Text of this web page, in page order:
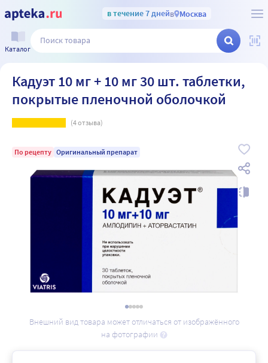
в течение 7 днейв Москва
Каталог
Кадуэт 10 мг + 10 мг 30 шт. таблетки,
покрытые пленочной оболочкой
(4отзыва)
По рецепту Оригинальный препарат
Внешний вид товара может отличаться от изображённого
на фотографии